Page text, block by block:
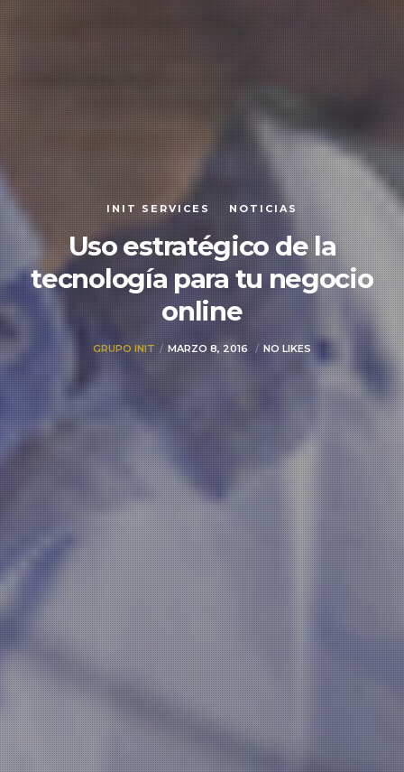
INIT SERVICES NOTICIAS
Uso estratégico de la
tecnología para tu negocio
online
GRUPO INIT MARZO 8, 2016 NO LIKES